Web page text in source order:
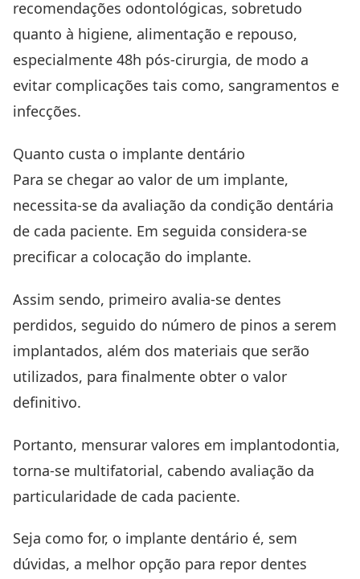
recomendações odontológicas, sobretudo
quanto à higiene, alimentação e repouso,
especialmente 48h pós-cirurgia, de modo a
evitar complicações tais como, sangramentos e
infecções.
Quanto custa o implante dentário
Para se chegar ao valor de um implante,
necessita-se da avaliação da condição dentária
de cada paciente. Em seguida considera-se
precificar a colocação do implante.
Assim sendo, primeiro avalia-se dentes
perdidos, seguido do número de pinos a serem
implantados, além dos materiais que serão
utilizados, para finalmente obter o valor
definitivo.
Portanto, mensurar valores em implantodontia,
torna-se multifatorial, cabendo avaliação da
particularidade de cada paciente.
Seja como for, o implante dentário é, sem
dúvidas, a melhor opção para repor dentes